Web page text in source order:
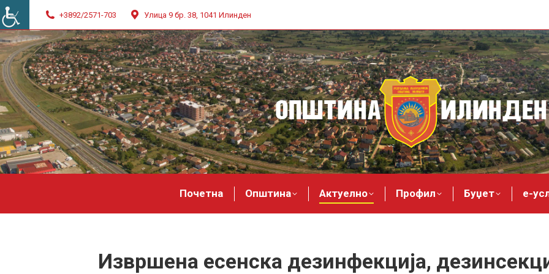
+3892/2571-703 Улица 9 бр. 38, 1041 Илинден
Почетна Општина Актуелно Профил Буџет е-
Извршена есенска дезинфекција,